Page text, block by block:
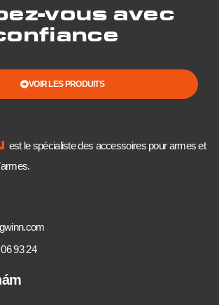
vous avec
VOIR LES PRODUITS
est le spécialiste des accessoires pour armes et
93 24